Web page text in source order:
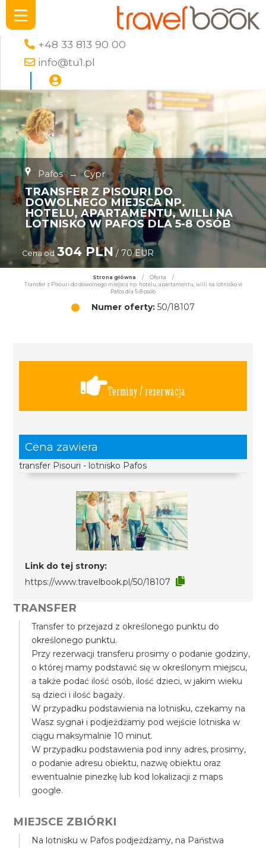
+48 33 813 90 00
info@tu1.pl
Pafos → Cypr
TRANSFER Z PISOURI DO
DOWOLNEGO MIEJSCA NP.
HOTELU, APARTAMENTU, WILLI NA
LOTNISKO W PAFOS DLA 5-8 OSÓB
Cena od 304 PLN/ 70 EUR
Strona główna / Oferta
/
Transfer z Pisouri do dowolnego miejsca np. hotelu, apartamentu, willi na lotnisko w
Pafos dla 5-8 osób
Numer oferty: 50/18107
Terminy / rezerwacja
Cena zawiera
transfer Pisouri - lotnisko Pafos
Link do tej strony:
https://www.travelbook.pl/50/18107
TRANSFER
Transfer to przejazd z określonego punktu do
określonego punktu.
Przy rezerwacji transferu prosimy o podanie godziny,
o której mamy podstawić się w określonym miejscu,
a także podać ilość osób, ilość dzieci, w jakim wieku
są dzieci i ilość bagaży.
W przypadku podstawienia na lotnisku, czekamy na
Wasz sygnał i podjeżdżamy pod wejście lotniska w
ciągu maksymalnie 10 minut.
W przypadku podstawienia pod inny adres, prosimy,
o podanie adresu obiektu, nazwę obiektu oraz
ewentualnie pinezkę lub kod lokalizacji z maps
google.
MIEJSCE ZBIÓRKI
Na lotnisku w Pafos podjeżdżamy, na Państwa